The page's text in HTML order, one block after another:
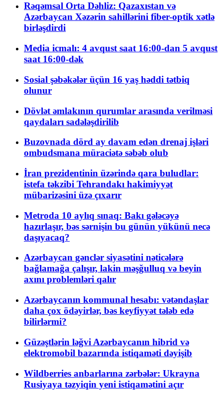
Rəqəmsal Orta Dəhliz: Qazaxıstan və
Azərbaycan Xəzərin sahillərini fiber-optik xətlə
birləşdirdi
Media icmalı: 4 avqust saat 16:00-dan 5 avqust
saat 16:00-dək
Sosial şəbəkələr üçün 16 yaş həddi tətbiq
olunur
Dövlət əmlakının qurumlar arasında verilməsi
qaydaları sadələşdirilib
Buzovnada dörd ay davam edən drenaj işləri
ombudsmana müraciətə səbəb olub
İran prezidentinin üzərində qara buludlar:
istefa təkzibi Tehrandakı hakimiyyət
mübarizəsini üzə çıxarır
Metroda 10 aylıq sınaq: Bakı gələcəyə
hazırlaşır, bəs sərnişin bu günün yükünü necə
daşıyacaq?
Azərbaycan gənclər siyasətini nəticələrə
bağlamağa çalışır, lakin məşğulluq və beyin
axını problemləri qalır
Azərbaycanın kommunal hesabı: vətəndaşlar
daha çox ödəyirlər, bəs keyfiyyət tələb edə
bilirlərmi?
Güzəştlərin ləğvi Azərbaycanın hibrid və
elektromobil bazarında istiqaməti dəyişib
Wildberries anbarlarına zərbələr: Ukrayna
Rusiyaya təzyiqin yeni istiqamətini açır